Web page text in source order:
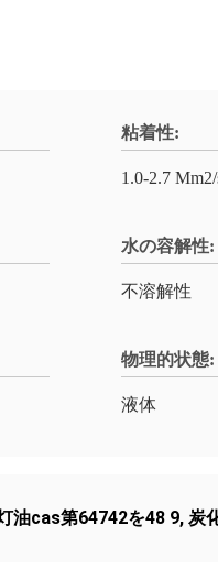
粘着性:
1.0-2.7 Mm2/
水の容解性:
不溶解性
物理的状態:
液体
油cas第64742を48 9, 炭